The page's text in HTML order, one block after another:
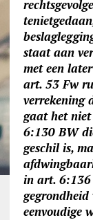
staat aan
met een
art. 53 Fw
verrekening
gaat het
6:130 BW
geschil is,
in art. 6:136
eenvoudige